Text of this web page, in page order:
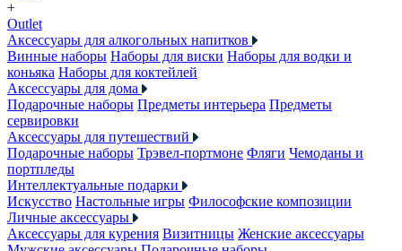
+
Outlet
Аксессуары для алкогольных напитков
Винные наборы Наборы для виски Наборы для водки и
коньяка Наборы для коктейлей
Аксессуары для дома
Подарочные наборы Предметы интерьера Предметы
сервировки
Аксессуары для путешествий
Подарочные наборы Трэвел-портмоне Фляги Чемоданы и
портпледы
Интеллектуальные подарки
Искусство Настольные игры Философские композиции
Личные аксессуары
Аксессуары для курения Визитницы Женские аксессуары